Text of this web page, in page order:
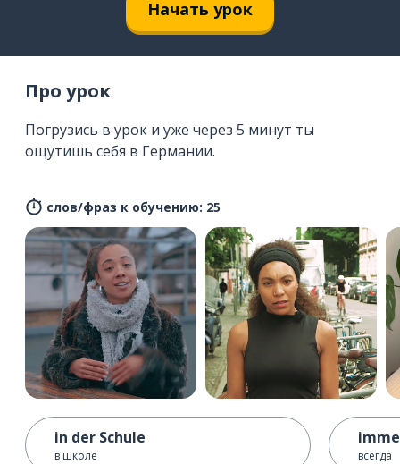
Начать урок
Про урок
Погрузись в урок и уже через 5 минут ты
ощутишь себя в Германии.
слов/фраз к обучению: 25
in der Schule
в школе всегда